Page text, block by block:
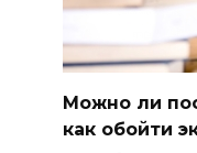
Можно ли
как обойти